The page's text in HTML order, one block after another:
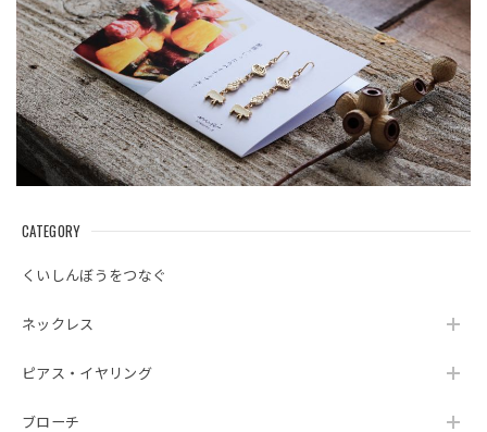
CATEGORY
くいしんぼうをつなぐ
ネックレス
ピアス・イヤリング
ブローチ